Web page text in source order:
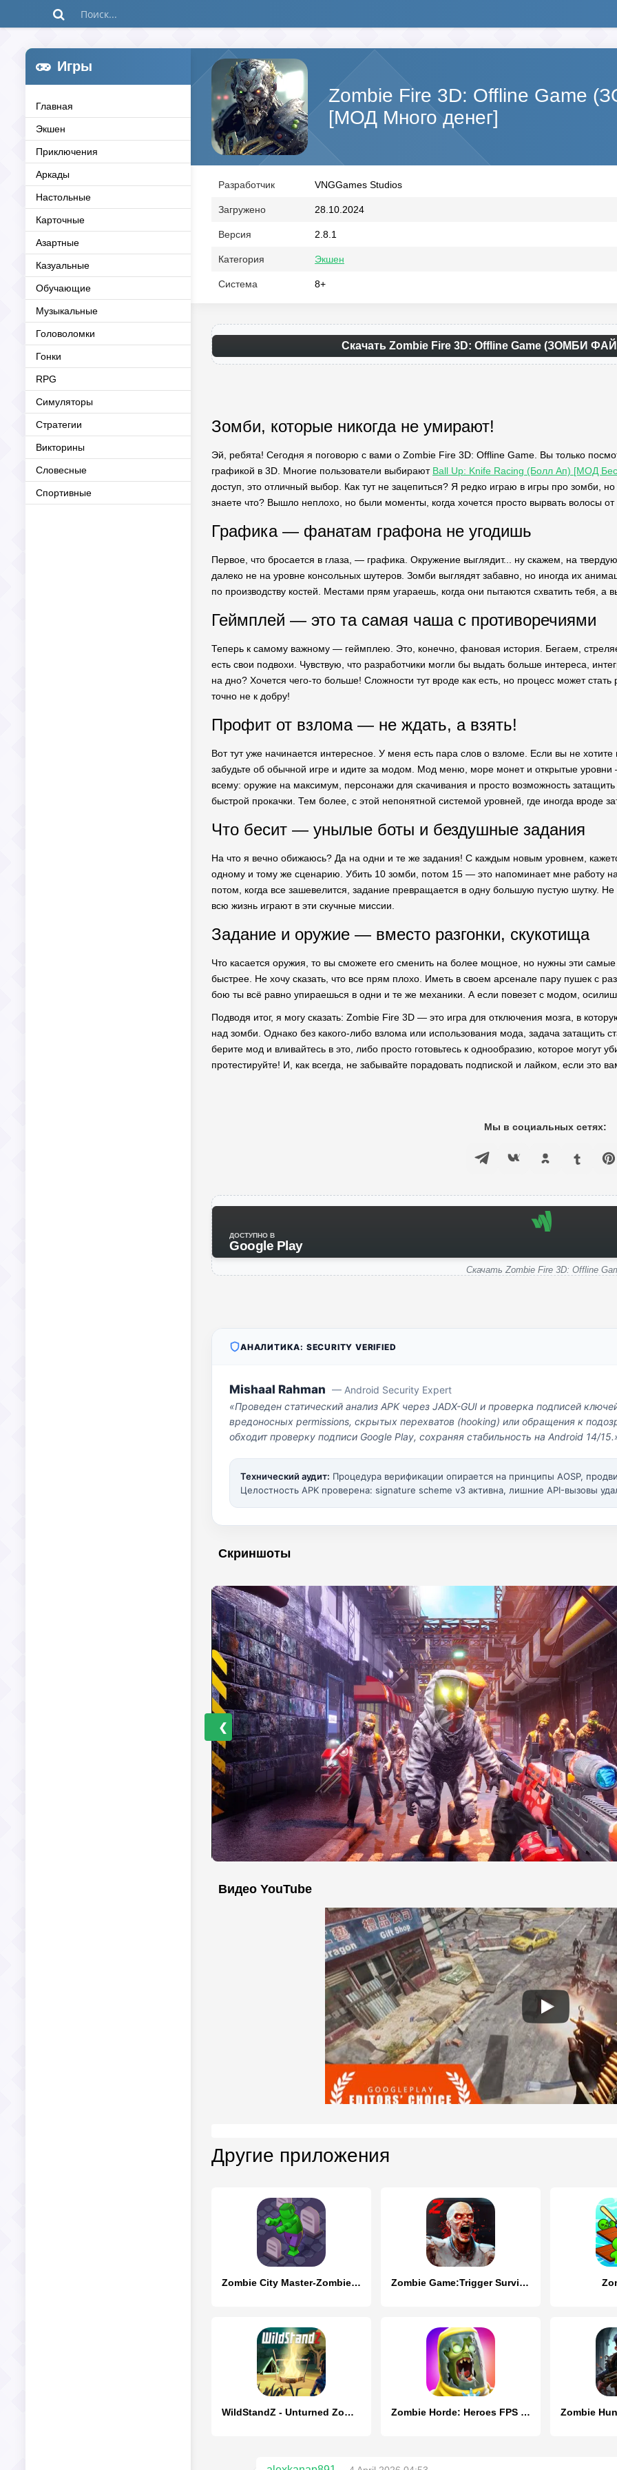
Игры
Главная
Экшен
Приключения
Аркады
Настольные
Карточные
Азартные
Казуальные
Обучающие
Музыкальные
Головоломки
Гонки
RPG
Симуляторы
Стратегии
Викторины
Словесные
Спортивные
Zombie Fire 3D: Offline Game
[МОД Много денег]
Разработчик VNGGames Studios
Загружено 28.10.2024
Версия 2.8.1
Категория Экшен
Система 8+
Скачать Zombie Fire 3D: Offline Game (ЗОМБИ
Зомби, которые никогда не умирают!
Эй, ребята! Сегодня я поговорю с вами о Zombie Fire 3D: Offline Game. Вы только
графикой в 3D. Многие пользователи выбирают Ball Up: Knife Racing (Болл Ап) [МОД
доступ, это отличный выбор. Как тут не зацепиться? Я редко играю в игры про зомби,
знаете что? Вышло неплохо, но были моменты, когда хочется просто вырвать волосы от
Графика — фанатам графона не угодишь
Первое, что бросается в глаза, — графика. Окружение выглядит... ну скажем, на
далеко не на уровне консольных шутеров. Зомби выглядят забавно, но иногда их
по производству костей. Местами прям угараешь, когда они пытаются схватить тебя, а
Геймплей — это та самая чаша с противоречиями
Теперь к самому важному — геймплею. Это, конечно, фановая история. Бегаем,
есть свои подвохи. Чувствую, что разработчики могли бы выдать больше интереса,
на дно? Хочется чего-то больше! Сложности тут вроде как есть, но процесс может
точно не к добру!
Профит от взлома — не ждать, а взять!
Вот тут уже начинается интересное. У меня есть пара слов о взломе. Если вы не
забудьте об обычной игре и идите за модом. Мод меню, море монет и открытые уровни
всему: оружие на максимум, персонажи для скачивания и просто возможность
быстрой прокачки. Тем более, с этой непонятной системой уровней, где иногда вроде
Что бесит — унылые боты и бездушные задания
На что я вечно обижаюсь? Да на одни и те же задания! С каждым новым уровнем,
одному и тому же сценарию. Убить 10 зомби, потом 15 — это напоминает мне работу
потом, когда все зашевелится, задание превращается в одну большую пустую шутку.
всю жизнь играют в эти скучные миссии.
Задание и оружие — вместо разгонки, скукотища
Что касается оружия, то вы сможете его сменить на более мощное, но нужны эти
быстрее. Не хочу сказать, что все прям плохо. Иметь в своем арсенале пару пушек с
бою ты всё равно упираешься в одни и те же механики. А если повезет с модом,
Подводя итог, я могу сказать: Zombie Fire 3D — это игра для отключения мозга, в
над зомби. Однако без какого-либо взлома или использования мода, задача
берите мод и вливайтесь в это, либо просто готовьтесь к однообразию, которое
протестируйте! И, как всегда, не забывайте порадовать подпиской и лайком, если это
Мы в социальных сетях:
ДОСТУПНО В
Google Play
Скачать Zombie Fire 3D: Offline
АНАЛИТИКА: SECURITY VERIFIED
Mishaal Rahman — Android Security Expert
«Проведен статический анализ APK через JADX-GUI и проверка подписей
вредоносных permissions, скрытых перехватов (hooking) или обращения к
обходит проверку подписи Google Play, сохраняя стабильность на Android 14/
Технический аудит: Процедура верификации опирается на принципы AOSP,
Целостность APK проверена: signature scheme v3 активна, лишние API-вызовы
Скриншоты
❮
Видео YouTube
Другие приложения
Zombie City Master-Zombie Game Zombie Game:Trigger Survivor
WildStandZ - Unturned Zombie Zombie Horde: Heroes FPS & RPG